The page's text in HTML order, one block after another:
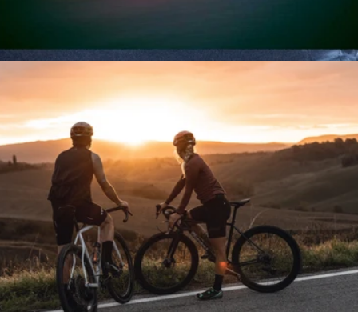
UNLEASH YOUR INNER ATHLETE